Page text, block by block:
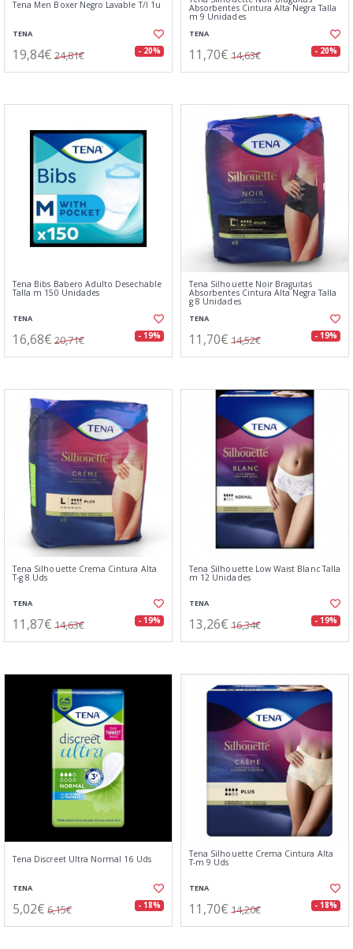
Tena Men Boxer Negro Lavable T/l 1u
TENA
19,84€ 24,81€ - 20%
Absorbentes Cintura Alta Negra Talla
m 9 Unidades
TENA
11,70€ 14,63€ - 20%
Tena Bibs Babero Adulto Desechable
Talla m 150 Unidades
TENA
16,68€ 20,71€ - 19%
Tena Silhouette Noir Braguitas
Absorbentes Cintura Alta Negra Talla
g 8 Unidades
TENA
11,70€ 14,52€ - 19%
Tena Silhouette Crema Cintura Alta
T-g 8 Uds
TENA
11,87€ 14,63€ - 19%
Tena Silhouette Low Waist Blanc Talla
m 12 Unidades
TENA
13,26€ 16,34€ - 19%
Tena Discreet Ultra Normal 16 Uds
TENA
5,02€ 6,15€ - 18%
Tena Silhouette Crema Cintura Alta
T-m 9 Uds
TENA
11,70€ 14,20€ - 18%